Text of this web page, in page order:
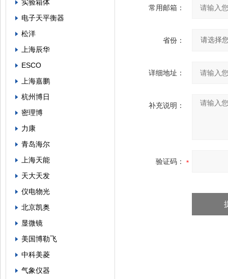
实验箱体
电子天平衡器
松洋
上海辰华
ESCO
上海嘉鹏
杭州博日
密理博
力康
青岛海尔
上海天能
天大天发
仪电物光
北京凯奥
显微镜
美国博勒飞
中科美菱
气象仪器
常用邮箱：
省份：
详细地址：
补充说明：
验证码：